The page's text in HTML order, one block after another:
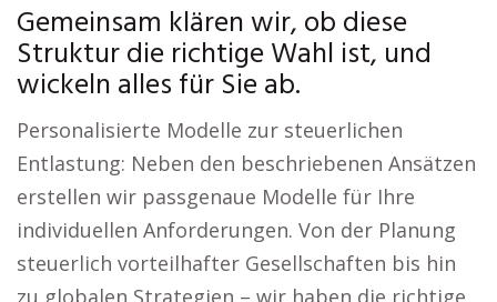
Gemeinsam klären wir, ob diese
Struktur die richtige Wahl ist, und
wickeln alles für Sie ab.
Personalisierte Modelle zur steuerlichen
Entlastung: Neben den beschriebenen Ansätzen
erstellen wir passgenaue Modelle für Ihre
individuellen Anforderungen. Von der Planung
steuerlich vorteilhafter Gesellschaften bis hin
zu globalen Strategien – wir haben die richtige